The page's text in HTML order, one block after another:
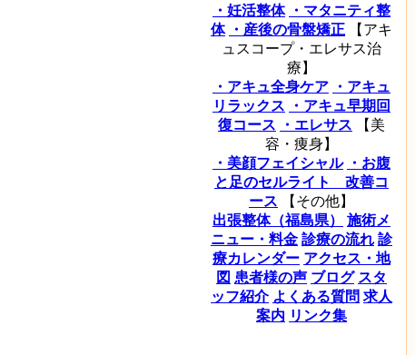
・妊活整体
・マタニティ整
体
・産後の骨盤矯正
【アキ
ュスコープ・エレサス治
療】
・アキュ全身ケア
・アキュ
リラックス
・アキュ早期回
復コース
・エレサス
【美
容・痩身】
・美顔フェイシャル
・お腹
と足のセルライト 改善コ
ース
【その他】
出張整体（福島県）
施術メ
ニュー・料金 診療の流れ 診
療カレンダー アクセス・地
図 患者様の声 ブログ スタ
ッフ紹介 よくある質問 求人
案内 リンク集